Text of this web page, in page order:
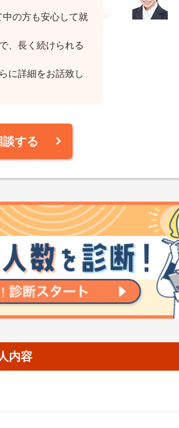
の方も安心して就
、長く続けられる
に詳細をお話致し
する
内容